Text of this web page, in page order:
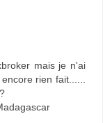
mais je n'ai
rien fait......